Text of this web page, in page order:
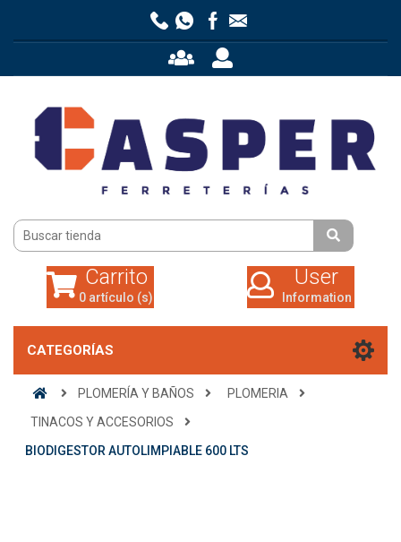
0 artículo (s)
Carrito
0 artículo (s)
User
Information
CATEGORÍAS
PLOMERÍA Y BAÑOS
PLOMERIA
TINACOS Y ACCESORIOS
BIODIGESTOR AUTOLIMPIABLE 600 LTS